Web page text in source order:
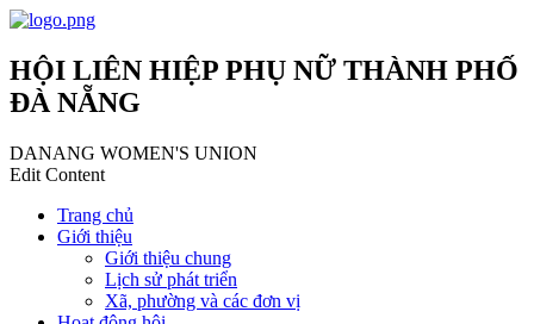
HỘI LIÊN HIỆP PHỤ NỮ THÀNH PHỐ
ĐÀ NẴNG
DANANG WOMEN'S UNION
Edit Content
Trang chủ
Giới thiệu
Giới thiệu chung
Lịch sử phát triển
Xã, phường và các đơn vị